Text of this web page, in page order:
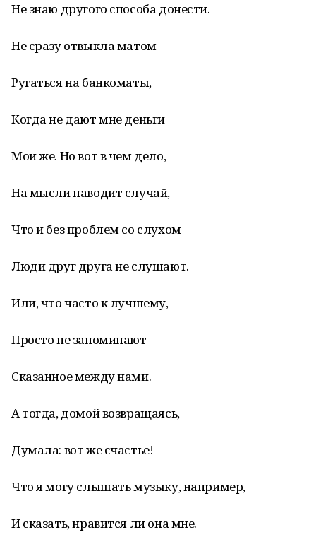
Не знаю другого способа донести.
Не сразу отвыкла матом
Ругаться на банкоматы,
Когда не дают мне деньги
Мои же. Но вот в чем дело,
На мысли наводит случай,
Что и без проблем со слухом
Люди друг друга не слушают.
Или, что часто к лучшему,
Просто не запоминают
Сказанное между нами.
А тогда, домой возвращаясь,
Думала: вот же счастье!
Что я могу слышать музыку, например,
И сказать, нравится ли она мне.